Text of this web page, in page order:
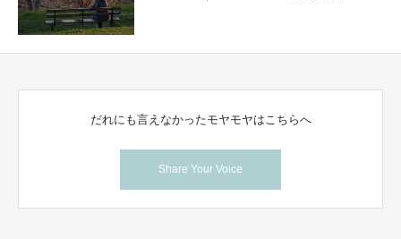
だれにも言えなかったモヤモヤはこちらへ
Share Your Voice